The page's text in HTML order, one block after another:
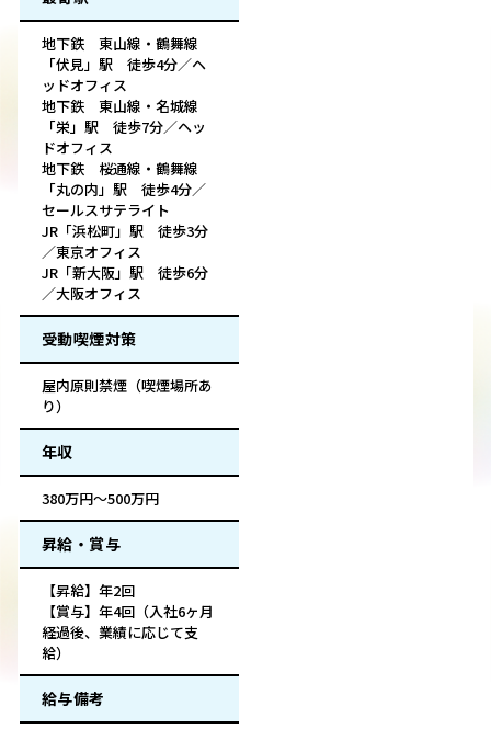
地下鉄 東山線・鶴舞線
「伏見」駅 徒歩4分／ヘ
ッドオフィス
地下鉄 東山線・名城線
「栄」駅 徒歩7分／ヘッ
ドオフィス
地下鉄 桜通線・鶴舞線
「丸の内」駅 徒歩4分／
セールスサテライト
JR「浜松町」駅 徒歩3分
／東京オフィス
JR「新大阪」駅 徒歩6分
／大阪オフィス
受動喫煙対策
屋内原則禁煙（喫煙場所あ
り）
年収
380万円～500万円
昇給・賞与
【昇給】年2回
【賞与】年4回（入社6ヶ月
経過後、業績に応じて支
給）
給与備考